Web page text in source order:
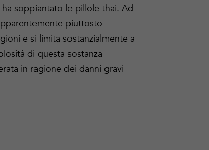
soppiantato le pillole thai. Ad
piuttosto
e si limita sostanzialmente a
di questa sostanza
in ragione dei danni gravi